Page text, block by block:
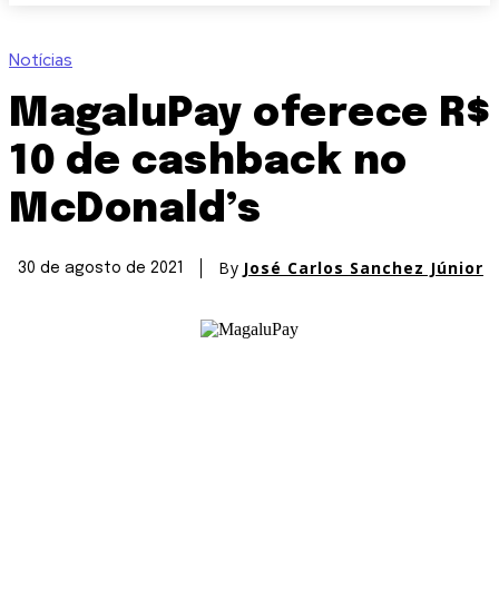
Notícias
MagaluPay oferece R$
10 de cashback no
McDonald’s
30 de agosto de 2021 By José Carlos Sanchez Júnior